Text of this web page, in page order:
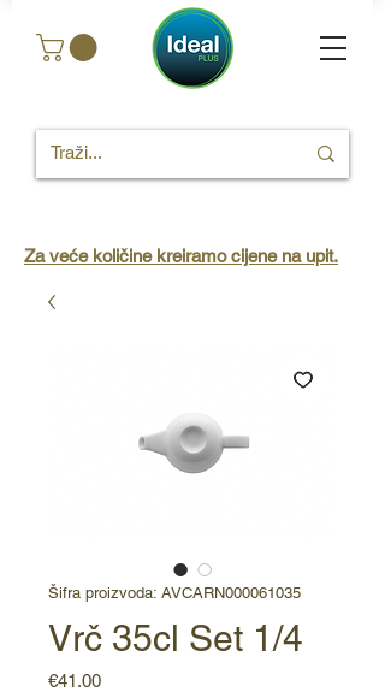
Za veće količine kreiramo cijene na upit.
Šifra proizvoda: AVCARN000061035
Vrč 35cl Set 1/4
€41.00Cijena